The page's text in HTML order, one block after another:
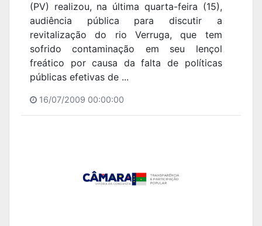
(PV) realizou, na última quarta-feira (15),
audiência pública para discutir a
revitalização do rio Verruga, que tem
sofrido contaminação em seu lençol
freático por causa da falta de políticas
públicas efetivas de ...
16/07/2009 00:00:00